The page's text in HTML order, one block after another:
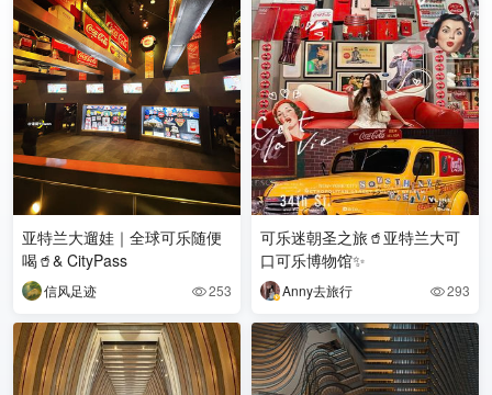
亚特兰大遛娃｜全球可乐随便
喝🥤& CityPass
信风足迹 253
可乐迷朝圣之旅🥤亚特兰大可
口可乐博物馆✨
Anny去旅行 293